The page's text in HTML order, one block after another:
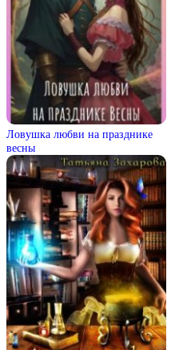
Ловушка любви на празднике
весны